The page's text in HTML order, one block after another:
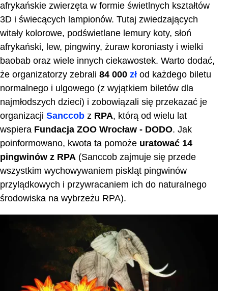
afrykańskie zwierzęta w formie świetlnych kształtów
3D i świecących lampionów. Tutaj zwiedzających
witały kolorowe, podświetlane lemury koty, słoń
afrykański, lew, pingwiny, żuraw koroniasty i wielki
baobab oraz wiele innych ciekawostek. Warto dodać,
że organizatorzy zebrali 84 000 zł od każdego biletu
normalnego i ulgowego (z wyjątkiem biletów dla
najmłodszych dzieci) i zobowiązali się przekazać je
organizacji Sanccob z RPA, którą od wielu lat
wspiera Fundacja ZOO Wrocław - DODO. Jak
poinformowano, kwota ta pomoże uratować 14
pingwinów z RPA (Sanccob zajmuje się przede
wszystkim wychowywaniem piskląt pingwinów
przylądkowych i przywracaniem ich do naturalnego
środowiska na wybrzeżu RPA).